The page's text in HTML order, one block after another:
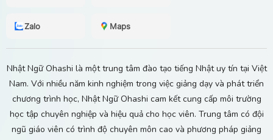
Zalo Maps
Nhật Ngữ Ohashi là một trung tâm đào tạo tiếng Nhật uy tín tại Việt
Nam. Với nhiều năm kinh nghiệm trong việc giảng dạy và phát triển
chương trình học, Nhật Ngữ Ohashi cam kết cung cấp môi trường
học tập chuyên nghiệp và hiệu quả cho học viên. Trung tâm có đội
ngũ giáo viên có trình độ chuyên môn cao và phương pháp giảng